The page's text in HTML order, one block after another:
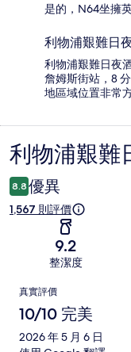
是的，N64坐擁英
利物浦艱難日
利物浦艱難日夜
詹姆斯街站，8
地區域位置非常
評
價
利物浦艱難
8.8 優異
1,567 則評價
9.2
整潔度
評
價
真實評價
10/10 完美
2026 年 5 月 6 日